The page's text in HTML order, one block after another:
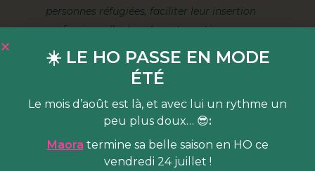
personnes réfugiées, faciliter leur insertion
professionnelle dans la restauration, œuvrer pour
une alimentation juste, durable et diversifiée, pour
tous.
Billetterie Event Facebook
☀️ LE HO PASSE EN MODE
ÉTÉ
Le mois d’août est là, et avec lui un rythme un
peu plus doux… 😎:
Maora termine sa belle saison en HO ce
vendredi 24 juillet !